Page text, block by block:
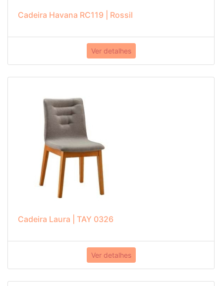
Cadeira Havana RC119 | Rossil
Ver detalhes
Cadeira Laura | TAY 0326
Ver detalhes